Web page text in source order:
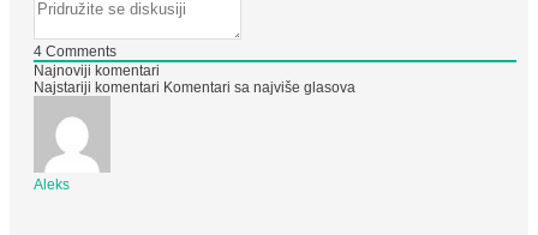
4 Comments
Najnoviji komentari
Najstariji komentari Komentari sa najviše glasova
Aleks